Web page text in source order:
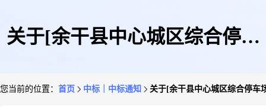
关于[余干县中心城区综合停车
您当前的位置： 首页 中标｜中标通知 关于[余干县中心城区综合停车